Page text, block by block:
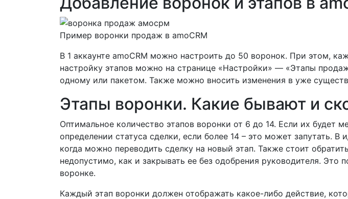
Пример воронки продаж в amoCRM
В 1 аккаунте amoCRM можно настроить до 50 воронок. При этом,
настройку этапов можно на странице «Настройки» — «Этапы
одному или пакетом. Также можно вносить изменения в уже
Этапы воронки. Какие бывают и
Оптимальное количество этапов воронки от 6 до 14. Если их будет
определении статуса сделки, если более 14 – это может запутать.
когда можно переводить сделку на новый этап. Также стоит
недопустимо, как и закрывать ее без одобрения руководителя. Это
воронке.
Каждый этап воронки должен отображать какое-либо действие,